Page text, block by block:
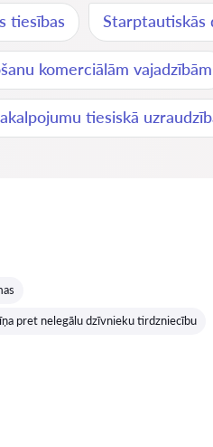
tiesības Starptautiskās
komerciālām vajadzībām
tiesiskā
pret nelegālu dzīvnieku tirdzniecību